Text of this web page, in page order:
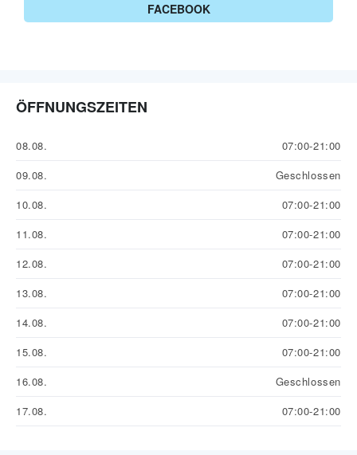
FACEBOOK
ÖFFNUNGSZEITEN
08.08.
07:00-21:00
09.08.
Geschlossen
10.08.
07:00-21:00
11.08.
07:00-21:00
12.08.
07:00-21:00
13.08.
07:00-21:00
14.08.
07:00-21:00
15.08.
07:00-21:00
16.08.
Geschlossen
17.08.
07:00-21:00